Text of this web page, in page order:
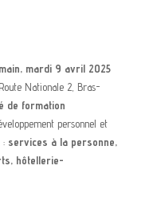
mardi 9 avril 2025
Nationale 2, Bras-
de formation
personnel et
: services à la personne,
hôtellerie-